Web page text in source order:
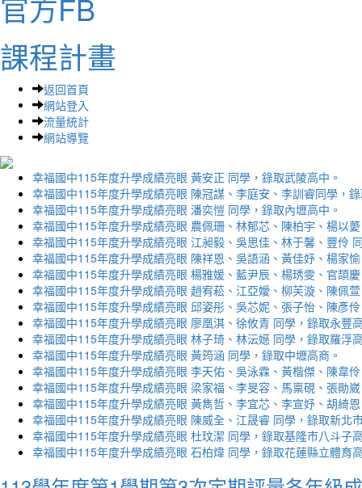
官方FB
課程計畫
返回首頁
網站登入
流量統計
網站導覽
幸福國中115年度升學成績亮眼 黃安正 同學，錄取武陵高中。
幸福國中115年度升學成績亮眼 陳冠謀、李庭安、李訓睿同學，
幸福國中115年度升學成績亮眼 潘奕愷 同學，錄取內壢高中。
幸福國中115年度升學成績亮眼 農佩珊、林郁芯、陳柏宇、楊以
幸福國中115年度升學成績亮眼 江昶毅、吳思佳、林于馨、豐伶
幸福國中115年度升學成績亮眼 陳祥恩、吳語涵、黃佳妤、楊家
幸福國中115年度升學成績亮眼 楊雅媛、藍尹辰、楊琇雯、官頡
幸福國中115年度升學成績亮眼 趙宥菘、江亞嬡、柳芙漩、陳佩
幸福國中115年度升學成績亮眼 邱姿彤、吳芯妮、張子怡、陳彥
幸福國中115年度升學成績亮眼 廖凰淇、徐攸青 同學，錄取永豐
幸福國中115年度升學成績亮眼 林子琦、林沄嬨 同學，錄取羅浮
幸福國中115年度升學成績亮眼 黃筠涵 同學，錄取中壢高商。
幸福國中115年度升學成績亮眼 李天佑、吳泳霖、黃楷傑、陳韋
幸福國中115年度升學成績亮眼 梁家福、李旻容、馬稟硯、張勛
幸福國中115年度升學成績亮眼 黃雋哲、李宜芯、李宣妤、胡綺
幸福國中115年度升學成績亮眼 陳威全、江晟睿 同學，錄取新北
幸福國中115年度升學成績亮眼 杜玟潔 同學，錄取基隆市八斗子
幸福國中115年度升學成績亮眼 石柏煒 同學，錄取花蓮縣立體育